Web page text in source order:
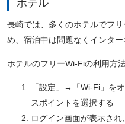
ホテル
長崎では、多くのホテルでフ
め、宿泊中は問題なくインター
ホテルのフリーWi-Fiの利用方
「設定」→「Wi-Fi」を
スポイントを選択する
ログイン画面が表示さ